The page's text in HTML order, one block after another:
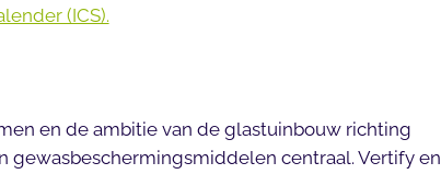
(ICS).
en de ambitie van de glastuinbouw richting
gewasbeschermingsmiddelen centraal. Vertify en